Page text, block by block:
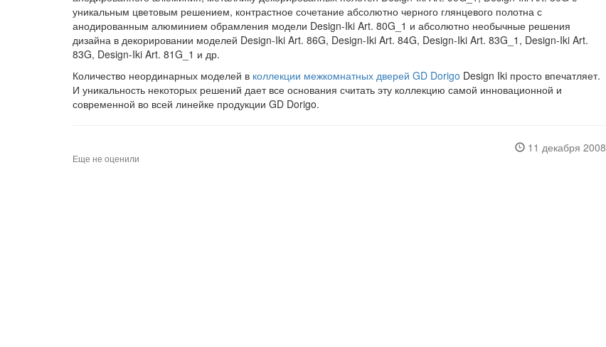
уникальным цветовым решением, контрастное сочетание абсолютно черного глянцевого полотна с
анодированным алюминием обрамления модели Design-Iki Art. 80G_1 и абсолютно необычные решения
дизайна в декорировании моделей Design-Iki Art. 86G, Design-Iki Art. 84G, Design-Iki Art. 83G_1, Design-Iki Art.
83G, Design-Iki Art. 81G_1 и др.
Количество неординарных моделей в коллекции межкомнатных дверей GD Dorigo Design Iki просто впечатляет.
И уникальность некоторых решений дает все основания считать эту коллекцию самой инновационной и
современной во всей линейке продукции GD Dorigo.
Еще не оценили
11 декабря 2008